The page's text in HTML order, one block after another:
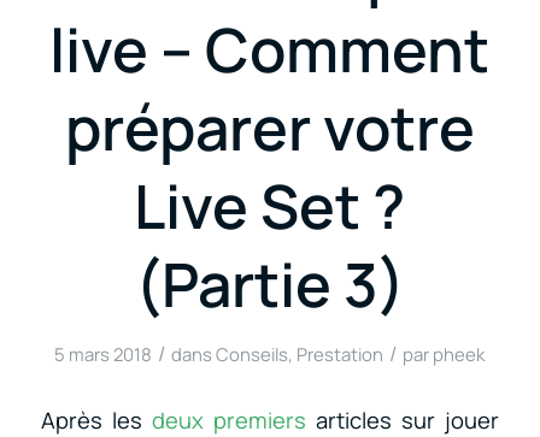
live – Comment
préparer votre
Live Set ?
(Partie 3)
5 mars 2018 / dansConseils, Prestation / par pheek
Après les deux premiers articles sur jouer